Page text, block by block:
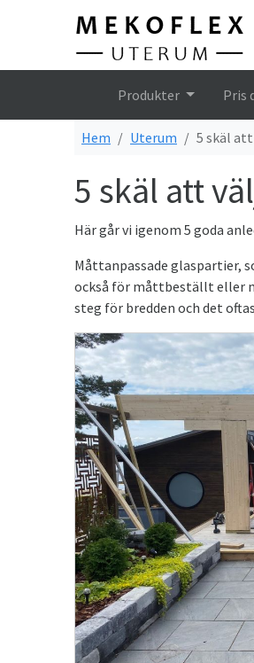
HemProdukter Pris
Hem Uterum 5 skäl
5 skäl att
Här går vi igenom 5 goda
Måttanpassade glaspartier,
också för måttbeställt eller
steg för bredden och det